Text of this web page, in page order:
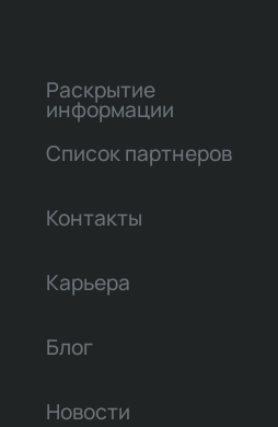
Раскрытие
информации
Список партнеров
Контакты
Карьера
Блог
Новости